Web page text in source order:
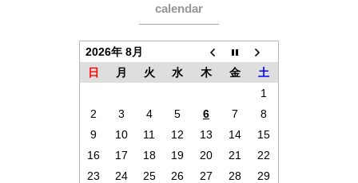
calendar
2026年 8月
日
月 火 水 木 金
土
1
2
3 4 5 6 7
8
9
10 11 12 13 14
15
16
17 18 19 20 21
22
23
24 25 26 27 28
29